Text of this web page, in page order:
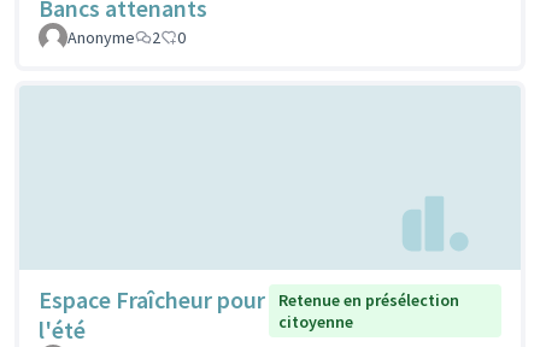
Bancs attenants
Anonyme 2 0
Espace Fraîcheur pour
l'été
Retenue en présélection
citoyenne